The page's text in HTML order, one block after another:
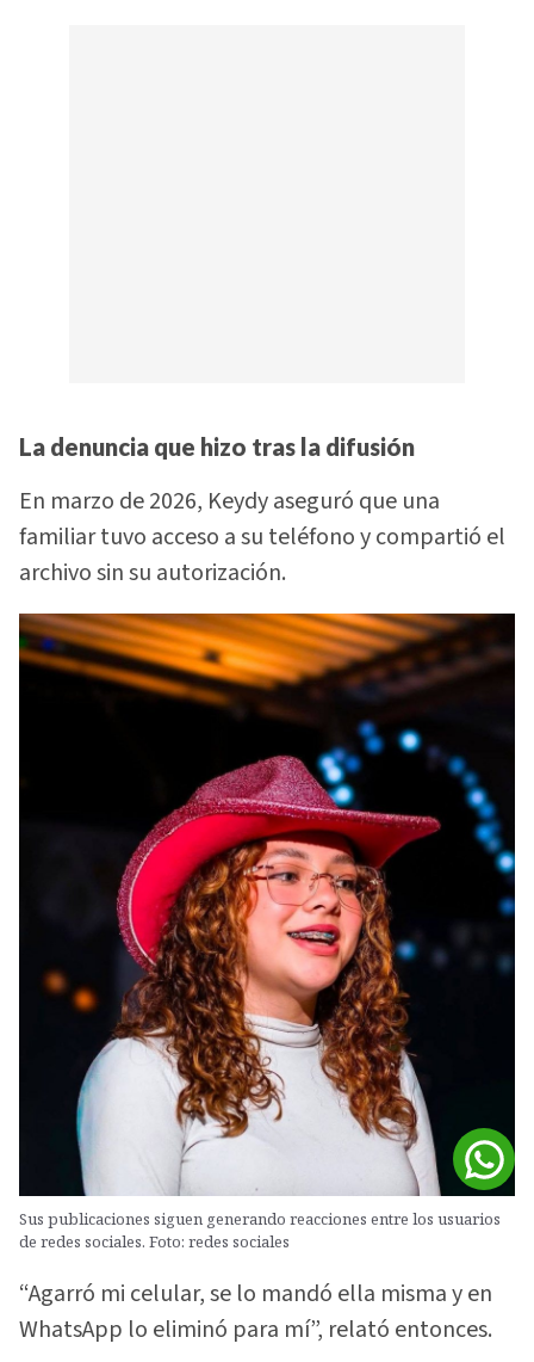
La denuncia que hizo tras la difusión
En marzo de 2026, Keydy aseguró que una
familiar tuvo acceso a su teléfono y compartió el
archivo sin su autorización.
Sus publicaciones siguen generando reacciones entre los usuarios
de redes sociales. Foto: redes sociales
“Agarró mi celular, se lo mandó ella misma y en
WhatsApp lo eliminó para mí”, relató entonces.